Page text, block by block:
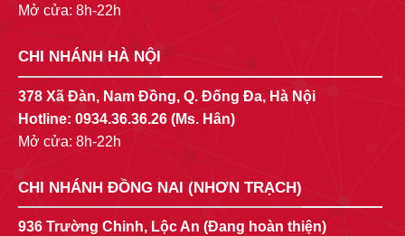
Mở cửa: 8h-22h
CHI NHÁNH HÀ NỘI
378 Xã Đàn, Nam Đồng, Q. Đống Đa, Hà Nội
Hotline: 0934.36.36.26 (Ms. Hân)
Mở cửa: 8h-22h
CHI NHÁNH ĐỒNG NAI (NHƠN TRẠCH)
936 Trường Chinh, Lộc An (Đang hoàn thiện)